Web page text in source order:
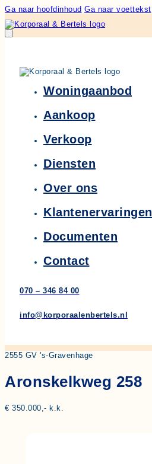
Ga naar hoofdinhoud Ga naar voettekst
Woningaanbod
Aankoop
Verkoop
Diensten
Over ons
Klantenervaringen
Documenten
Contact
070 – 346 84 00
info@korporaalenbertels.nl
2555 GV 's-Gravenhage
Aronskelkweg 258
€ 350.000,- k.k.